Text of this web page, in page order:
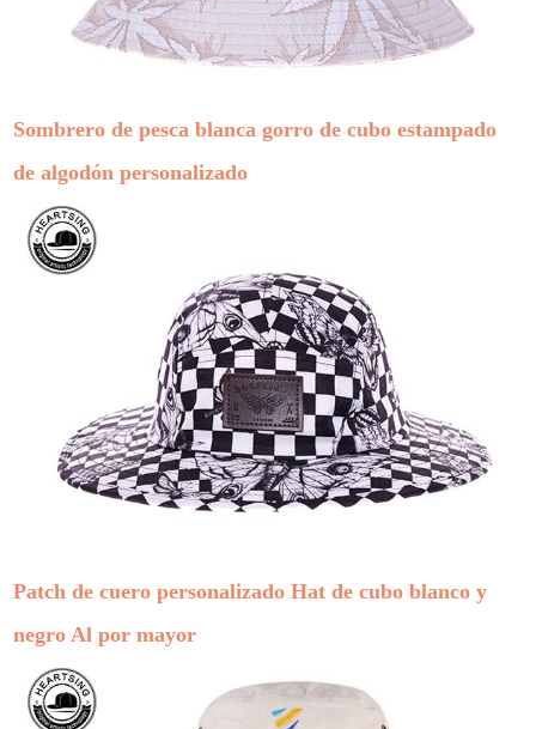
Sombrero de pesca blanca gorro de cubo estampado
de algodón personalizado
Patch de cuero personalizado Hat de cubo blanco y
negro Al por mayor